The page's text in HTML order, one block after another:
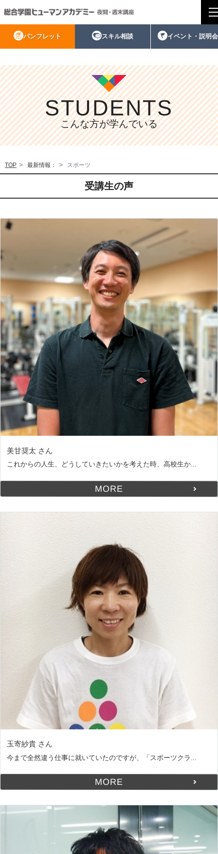
パンフレット スキル相談 イベント・説明会
STUDENTS
こんな方が学んでいる
TOP 最新情報： スポーツ
受講生の声
美甘奨太 さん
これからの人生、どうしていきたいかを考えた時、高校生か...
MORE
玉寄紗貴 さん
今まで全然違う仕事に就いていたのですが、「スポーツクラ...
MORE